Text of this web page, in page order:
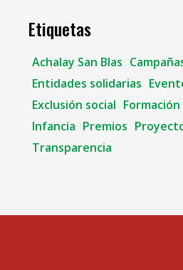
Etiquetas
Achalay San Blas
Entidades solidarias
Exclusión social
Infancia Premios
Transparencia